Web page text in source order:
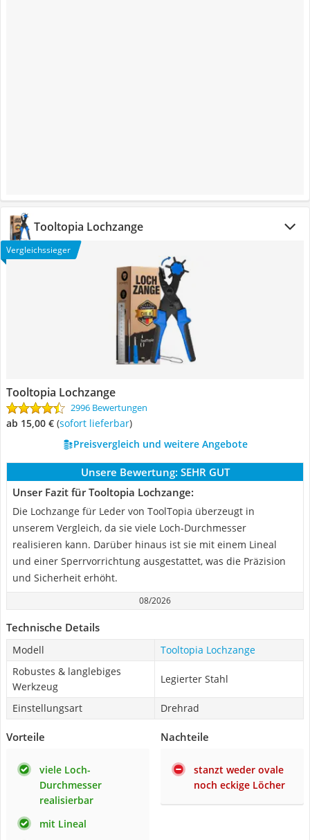
Tooltopia Lochzange
Vergleichssieger
Tooltopia Lochzange
2996 Bewertungen
ab 15,00 € ( Sofort lieferbar)
Preisvergleich und weitere Angebote
Unsere Bewertung: SEHR GUT
Unser Fazit für Tooltopia Lochzange:
Die Lochzange für Leder von ToolTopia überzeugt in
unserem Vergleich, da sie viele Loch-Durchmesser
realisieren kann. Darüber hinaus ist sie mit einem Lineal
und einer Sperrvorrichtung ausgestattet, was die Präzision
und Sicherheit erhöht.
08/2026
Technische Details
Modell
Tooltopia Lochzange
Robustes & langlebiges
Werkzeug
Legierter Stahl
Einstellungsart Drehrad
Vorteile
viele Loch-
Durchmesser
realisierbar
mit Lineal
Nachteile
stanzt weder ovale
noch eckige Löcher